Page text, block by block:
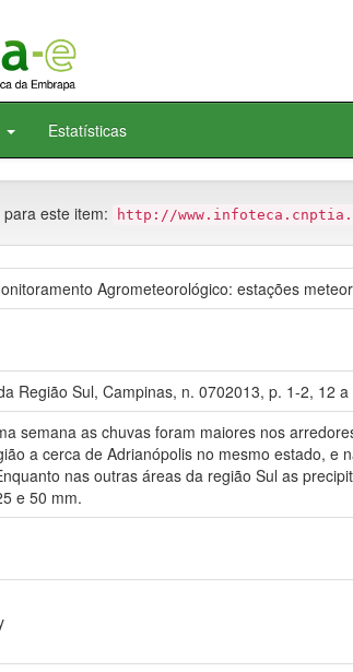
Estatísticas
este item: http://
Agrometeorológico: estações
Região Sul, Campinas, n. 0702013, p. 1-2, 12
semana as chuvas foram maiores nos
a cerca de Adrianópolis no mesmo estado,
nas outras áreas da região Sul as
e 50 mm.